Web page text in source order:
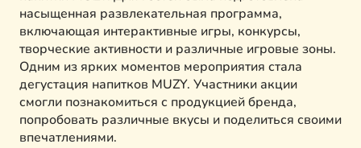
насыщенная развлекательная программа,
включающая интерактивные игры, конкурсы,
творческие активности и различные игровые зоны.
Одним из ярких моментов мероприятия стала
дегустация напитков MUZY. Участники акции
смогли познакомиться с продукцией бренда,
попробовать различные вкусы и поделиться своими
впечатлениями.